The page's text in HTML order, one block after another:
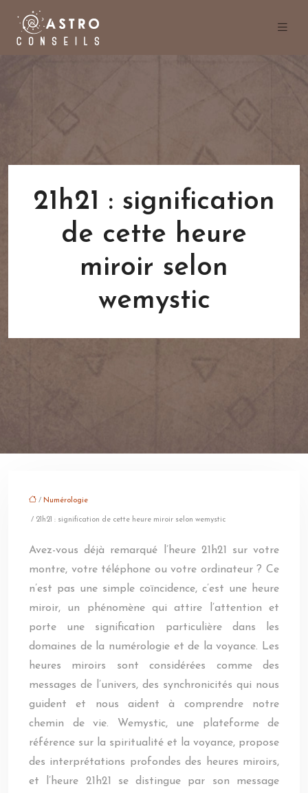
21h21 : signification
de cette heure
miroir selon
wemystic
/ Numérologie
/ 21h21 : signification de cette heure miroir selon wemystic
Avez-vous déjà remarqué l’heure 21h21 sur votre
montre, votre téléphone ou votre ordinateur ? Ce
n’est pas une simple coïncidence, c’est une heure
miroir, un phénomène qui attire l’attention et
porte une signification particulière dans les
domaines de la numérologie et de la voyance. Les
heures miroirs sont considérées comme des
messages de l’univers, des synchronicités qui nous
guident et nous aident à comprendre notre
chemin de vie. Wemystic, une plateforme de
référence sur la spiritualité et la voyance, propose
des interprétations profondes des heures miroirs,
et l’heure 21h21 se distingue par son message